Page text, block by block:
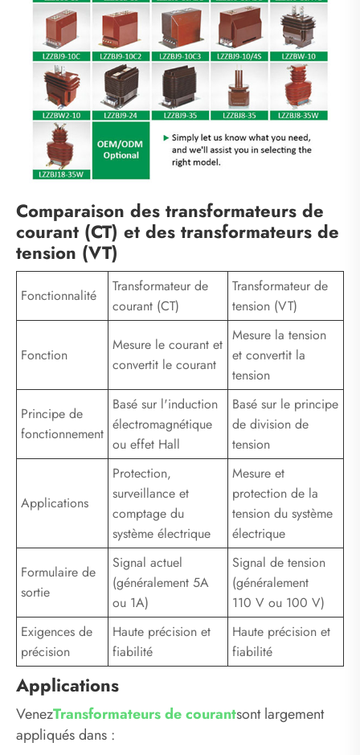
Comparaison des transformateurs de
courant (CT) et des transformateurs de
tension (VT)
Fonctionnalité
Transformateur de
courant (CT)
Transformateur de
tension (VT)
Fonction
Mesure le courant et
convertit le courant
Mesure la tension
et convertit la
tension
Principe de
fonctionnement
Basé sur l'induction
électromagnétique
ou effet Hall
Basé sur le principe
de division de
tension
Applications
Protection,
surveillance et
comptage du
système électrique
Mesure et
protection de la
tension du système
électrique
Formulaire de
sortie
Signal actuel
(généralement 5A
ou 1A)
Signal de tension
(généralement
110 V ou 100 V)
Exigences de
précision
Haute précision et
fiabilité
Haute précision et
fiabilité
Applications
VenezTransformateurs de courantsont largement
appliqués dans :